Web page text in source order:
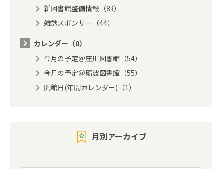
新図書館整備情報（89）
雑誌スポンサー（44）
カレンダー（0）
今月の予定＠庄川図書館（54）
今月の予定＠砺波図書館（55）
開館日(年間カレンダー)（1）
月別アーカイブ